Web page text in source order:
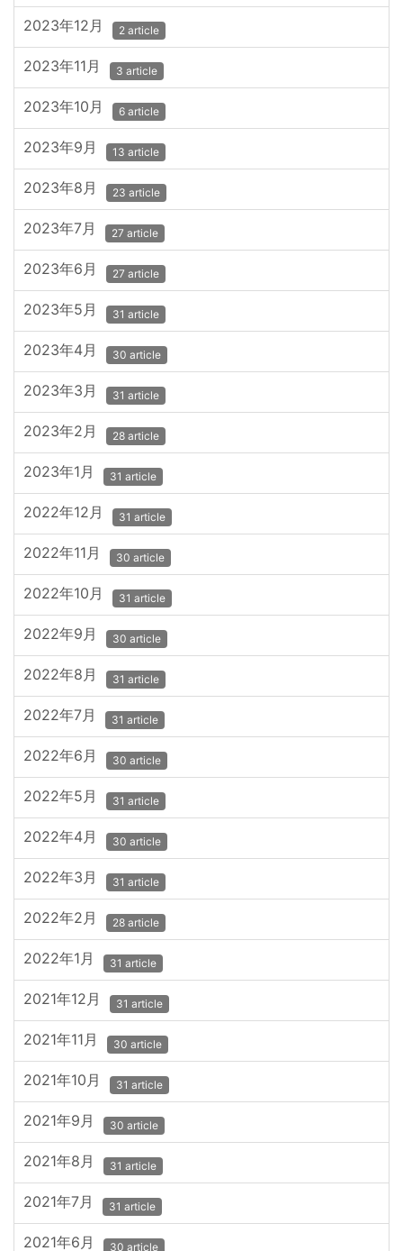
2023年12月 2 article
2023年11月 3 article
2023年10月 6 article
2023年9月 13 article
2023年8月 23 article
2023年7月 27 article
2023年6月 27 article
2023年5月 31 article
2023年4月 30 article
2023年3月 31 article
2023年2月 28 article
2023年1月 31 article
2022年12月 31 article
2022年11月 30 article
2022年10月 31 article
2022年9月 30 article
2022年8月 31 article
2022年7月 31 article
2022年6月 30 article
2022年5月 31 article
2022年4月 30 article
2022年3月 31 article
2022年2月 28 article
2022年1月 31 article
2021年12月 31 article
2021年11月 30 article
2021年10月 31 article
2021年9月 30 article
2021年8月 31 article
2021年7月 31 article
2021年6月 30 article